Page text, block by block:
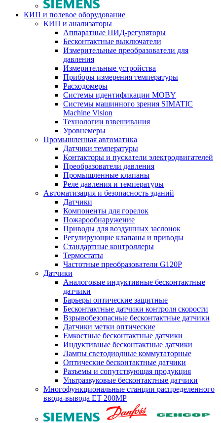
КИП и полевое оборудование
КИП и анализаторы
Аппаратные ПИД-регуляторы
Бесконтактные выключатели
Измерительные преобразователи для
давления
Измерительные устройства
Приборы измерения температуры
Расходомеры
Системы идентификации MOBY
Системы машинного зрения SIMATIC
Machine Vision
Технологии взвешивания
Уровнемеры
Промышленная автоматика
Датчики температуры
Контакторы и пускатели электродвигателей
Преобразователи давления
Промышленные клапаны
Реле давления и температуры
Автоматизация и безопасность зданий
Датчики
Компоненты для горелок
Пожарообнаружение
Приводы для воздушных заслонок
Регулирующие клапаны и приводы
Стандартные контроллеры
Термостаты
Частотные преобразователи G120P
Датчики
Аналоговые индуктивные бесконтактные
датчики
Барьеры оптические защитные
Бесконтактные датчики контроля скорости
Взрывобезопасные бесконтактные датчики
Датчики метки оптические
Емкостные бесконтактные датчики
Индуктивные бесконтактные датчики
Лампы светодиодные коммутаторные
Оптические бесконтактные датчики
Разъемы и сопутствующая продукция
Ультразвуковые бесконтактные датчики
Многофункциональные станции распределенного
ввода-вывода ET 200MP